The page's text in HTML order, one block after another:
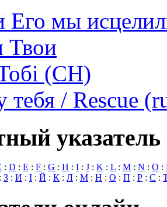
Его мы
Твои
(СН)
тебя / Rescue
указатель
: D : E : F : G : H : I : J : K : L : M : N : O :
: З : И : І : Й : К : Л : М : Н : О : П : Р : С :